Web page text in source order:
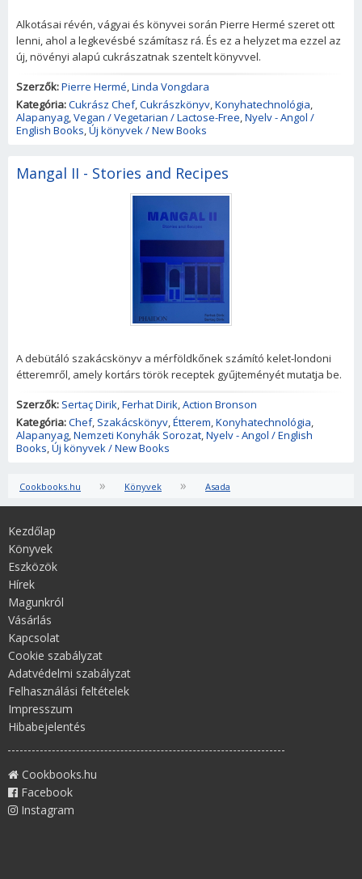
Alkotásai révén, vágyai és könyvei során Pierre Hermé szeret ott
lenni, ahol a legkevésbé számítasz rá. És ez a helyzet ma ezzel az
új, növényi alapú cukrászatnak szentelt könyvvel.
Szerzők:Pierre Hermé,Linda Vongdara
Kategória:Cukrász Chef,Cukrászkönyv,Konyhatechnológia,
Alapanyag,Vegan / Vegetarian / Lactose-Free,Nyelv - Angol /
English Books,Új könyvek / New Books
Mangal II - Stories and Recipes
A debütáló szakácskönyv a mérföldkőnek számító kelet-londoni
étteremről, amely kortárs török receptek gyűjteményét mutatja be.
Szerzők: Sertaç Dirik,Ferhat Dirik,Action Bronson
Kategória:Chef, Szakácskönyv,Étterem,Konyhatechnológia,
Alapanyag,Nemzeti Konyhák Sorozat,Nyelv - Angol / English
Books,Új könyvek / New Books
Cookbooks.hu » Könyvek » Asada
Kezdőlap
Könyvek
Eszközök
Hírek
Magunkról
Vásárlás
Kapcsolat
Cookie szabályzat
Adatvédelmi szabályzat
Felhasználási feltételek
Impresszum
Hibabejelentés
Cookbooks.hu
Facebook
Instagram